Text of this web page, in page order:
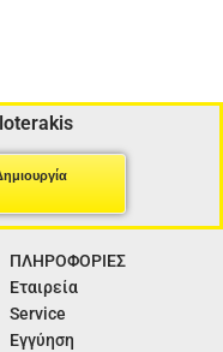
ΠΛΗΡΟΦΟΡΙΕΣ
Εταιρεία
Service
Εγγύηση